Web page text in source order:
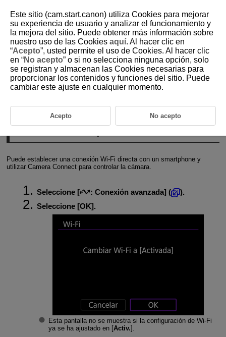
D250-061
Conexiones avanzadas
Conexión a un smartphone o tablet
Camera Control API
Puede establecer una conexión Wi-Fi directa con un smartphone y
utilizar Camera Connect para controlar la cámara.
Seleccione [ : Conexión avanzada] (
).
Seleccione [OK].
Esta pantalla no se muestra si la configuración de Wi-Fi
ya se ha ajustado en [Activ.].
Este sitio (cam.start.canon) utiliza Cookies para mejorar
su experiencia de usuario y analizar el funcionamiento y
la mejora del sitio. Puede obtener más información sobre
nuestro uso de las Cookies aquí. Al hacer clic en
“Acepto”, usted permite el uso de Cookies. Al hacer clic
en “No acepto” o si no selecciona ninguna opción, solo
se registran y almacenan las Cookies necesarias para
proporcionar los contenidos y funciones del sitio. Puede
cambiar este ajuste en cualquier momento.
Acepto No acepto